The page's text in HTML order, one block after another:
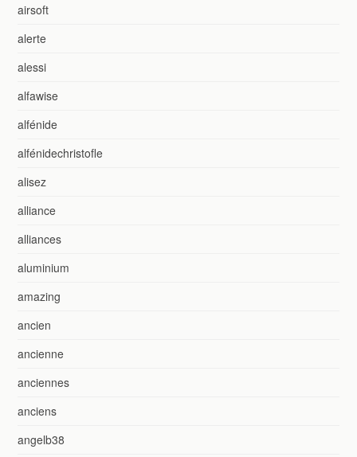
airsoft
alerte
alessi
alfawise
alfénide
alfénidechristofle
alisez
alliance
alliances
aluminium
amazing
ancien
ancienne
anciennes
anciens
angelb38